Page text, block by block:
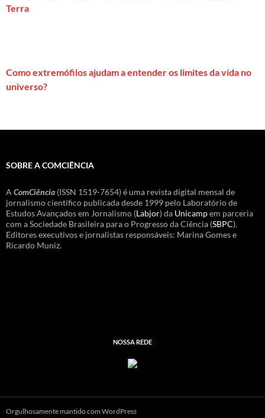
Terra
Como extremófilos ajudam a entender os limites da vida no
universo?
SOBRE A COMCIÊNCIA
A ComCiência (ISSN 1519-7654) é uma revista digital mensal de
jornalismo científico publicada desde 1999 pelo Laboratório de
Estudos Avançados em Jornalismo (Labjor) da Unicampem parceria
com a Sociedade Brasileira para o Progresso da Ciência (SBPC).
Editores executivos e jornalistas responsáveis: Marina Gomes e
Ricardo Muniz.
NOSSA REDE
Orgulhosamente mantido com WordPress